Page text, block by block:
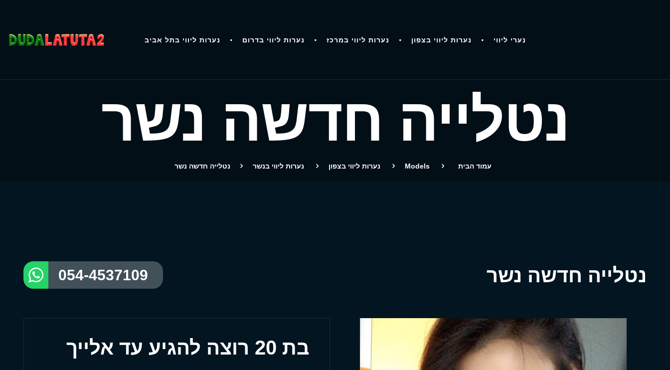
נערות ליווי בתל אביב נערות ליווי בדרום נערות ליווי במרכז נערות ליווי בצפון נערי ליווי
נטלייה חדשה נשר
עמוד הבית Models נערות ליווי בצפון נערות ליווי בנשר נטלייה חדשה נשר
נטלייה חדשה נשר 054-4537109
בת 20 רוצה להגיע עד אלייך